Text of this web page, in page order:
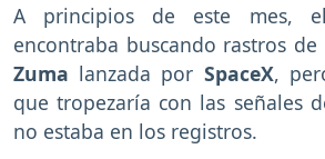
A principios de este mes,
encontraba buscando rastros
Zuma lanzada por SpaceX,
que tropezaría con las señales
no estaba en los registros.